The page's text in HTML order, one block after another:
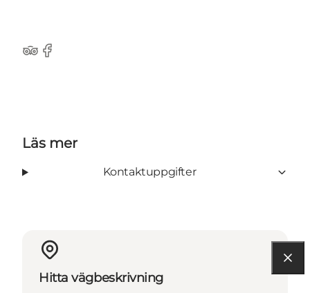
TripAdvisor
Facebook
Läs mer
Kontaktuppgifter
Hitta vägbeskrivning